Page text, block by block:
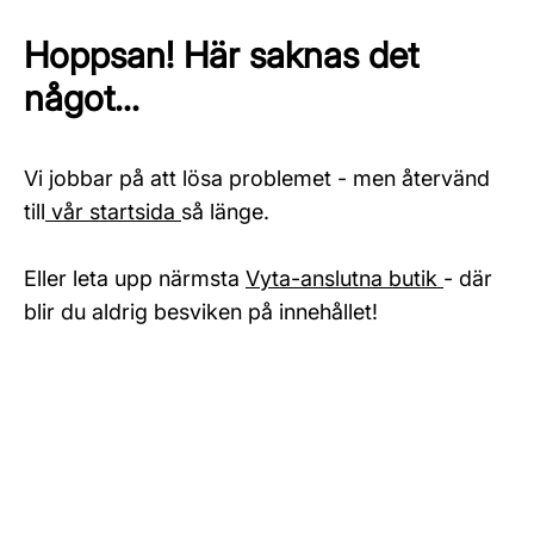
Hoppsan! Här saknas det
något...
Vi jobbar på att lösa problemet - men återvänd
till vår startsida så länge.
Eller leta upp närmsta Vyta-anslutna butik - där
blir du aldrig besviken på innehållet!